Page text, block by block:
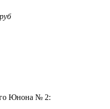
руб
Юнона № 2: